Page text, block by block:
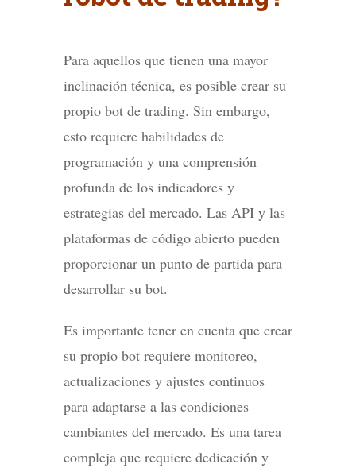
Para aquellos que tienen una mayor
inclinación técnica, es posible crear su
propio bot de trading. Sin embargo,
esto requiere habilidades de
programación y una comprensión
profunda de los indicadores y
estrategias del mercado. Las API y las
plataformas de código abierto pueden
proporcionar un punto de partida para
desarrollar su bot.
Es importante tener en cuenta que crear
su propio bot requiere monitoreo,
actualizaciones y ajustes continuos
para adaptarse a las condiciones
cambiantes del mercado. Es una tarea
compleja que requiere dedicación y